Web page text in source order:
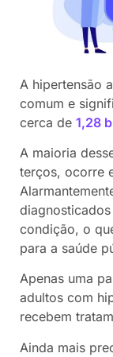
A hipertensão
comum e
cerca de 1,28
A maioria
terços, ocorre
condição, o
para a saúde
Apenas uma
adultos com
recebem
Ainda mais